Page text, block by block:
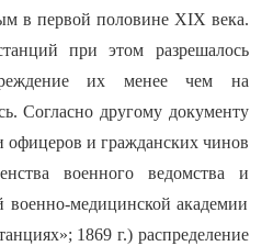
в первой половине XIX века.
при этом разрешалось
их менее чем на
Согласно другому документу
и гражданских чинов
военного ведомства и
военно-медицинской академии
1869 г.) распределение